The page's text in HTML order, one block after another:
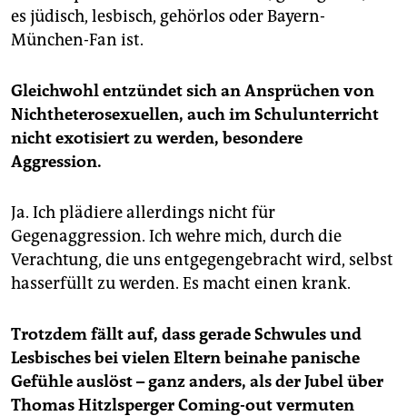
es jüdisch, lesbisch, gehörlos oder Bayern-
München-Fan ist.
Gleichwohl entzündet sich an Ansprüchen von
Nichtheterosexuellen, auch im Schulunterricht
nicht exotisiert zu werden, besondere
Aggression.
Ja. Ich plädiere allerdings nicht für
Gegenaggression. Ich wehre mich, durch die
Verachtung, die uns entgegengebracht wird, selbst
hasserfüllt zu werden. Es macht einen krank.
Trotzdem fällt auf, dass gerade Schwules und
Lesbisches bei vielen Eltern beinahe panische
Gefühle auslöst – ganz anders, als der Jubel über
Thomas Hitzlsperger Coming-out vermuten